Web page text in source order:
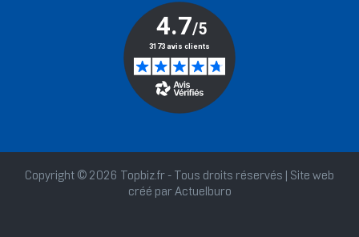
Copyright © 2026 Topbiz.fr - Tous droits réservés | Site web
créé par Actuelburo